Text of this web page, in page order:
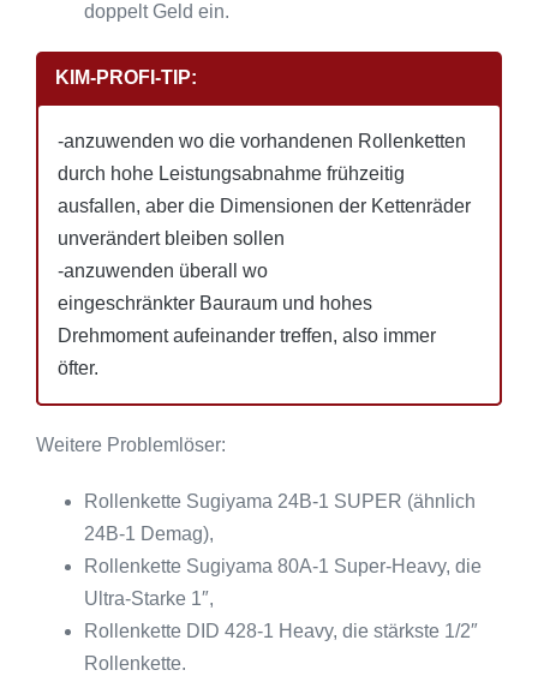
doppelt Geld ein.
KIM-PROFI-TIP:
-anzuwenden wo die vorhandenen Rollenketten
durch hohe Leistungsabnahme frühzeitig
ausfallen, aber die Dimensionen der Kettenräder
unverändert bleiben sollen
-anzuwenden überall wo
eingeschränkter Bauraum und hohes
Drehmoment aufeinander treffen, also immer
öfter.
Weitere Problemlöser:
Rollenkette Sugiyama 24B-1 SUPER (ähnlich
24B-1 Demag),
Rollenkette Sugiyama 80A-1 Super-Heavy, die
Ultra-Starke 1″,
Rollenkette DID 428-1 Heavy, die stärkste 1/2″
Rollenkette.